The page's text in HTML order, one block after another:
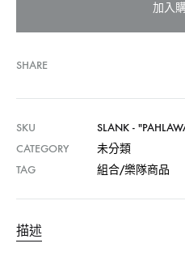
加入
SHARE
SKU
SLANK -
CATEGORY
未分類
TAG
組合/樂隊商品
描述